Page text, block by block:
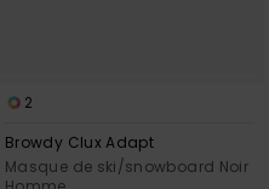
2
Browdy Clux Adapt
Masque de ski/snowboard Noir